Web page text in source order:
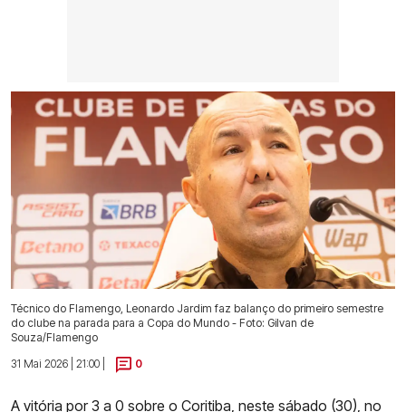
Técnico do Flamengo, Leonardo Jardim faz balanço do primeiro semestre
do clube na parada para a Copa do Mundo - Foto: Gilvan de
Souza/Flamengo
31 Mai 2026 | 21:00 |
0
A vitória por 3 a 0 sobre o Coritiba , neste sábado (30), no